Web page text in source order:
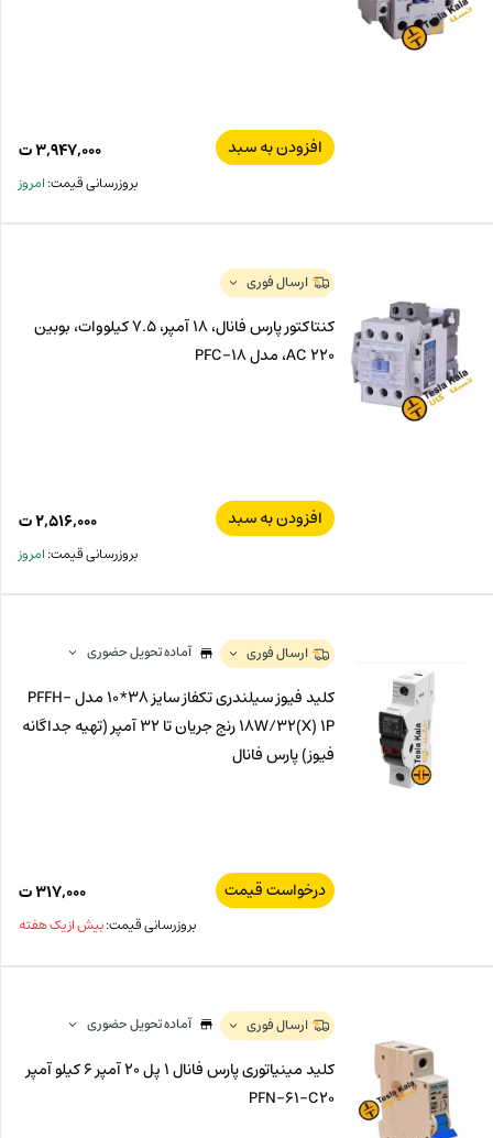
افزودن به سبد ۳,۹۴۷,۰۰۰ت
بروزرسانی قیمت:امروز
ارسال فوری
کنتاکتور پارس فانال، 18 آمپر، 7.5 کیلووات، بوبین
220 AC، مدل PFC-18
افزودن به سبد ۲,۵۱۶,۰۰۰ت
بروزرسانی قیمت:امروز
ارسال فوری آماده تحویل حضوری
کلید فیوز سیلندری تکفاز سایز 38*10 مدل PFFH-
18W/32(X) 1P رنج جریان تا 32 آمپر (تهیه جداگانه
فیوز) پارس فانال
درخواست قیمت ۳۱۷,۰۰۰ت
بروزرسانی قیمت:بیش از یک هفته
ارسال فوری آماده تحویل حضوری
کلید مینیاتوری پارس فانال 1 پل 20 آمپر 6 کیلو آمپر
PFN-61-C20